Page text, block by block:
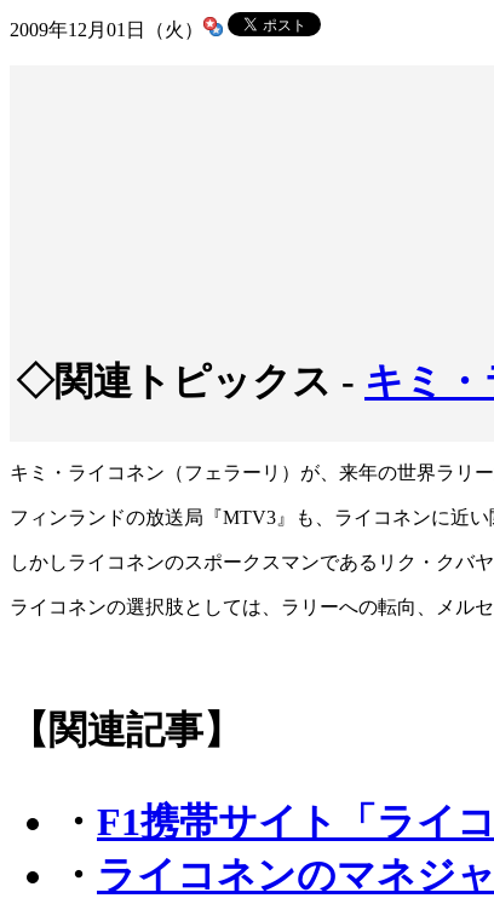
2009年12月01日（火）
◇関連トピックス - キミ
キミ・ライコネン（フェラーリ）が、来年の世界ラリ
フィンランドの放送局『MTV3』も、ライコネンに近
しかしライコネンのスポークスマンであるリク・クバ
ライコネンの選択肢としては、ラリーへの転向、メル
【関連記事】
・ F1携帯サイト「ライ
・ ライコネンのマネジ